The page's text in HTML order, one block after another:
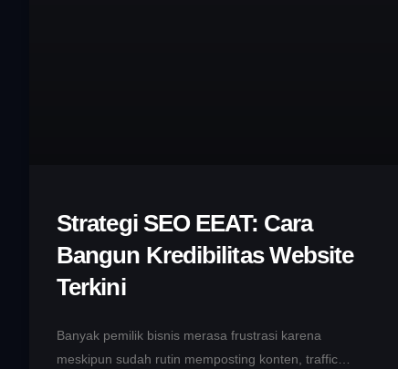
Strategi SEO EEAT: Cara
Bangun Kredibilitas Website
Terkini
Banyak pemilik bisnis merasa frustrasi karena
meskipun sudah rutin memposting konten, traffic